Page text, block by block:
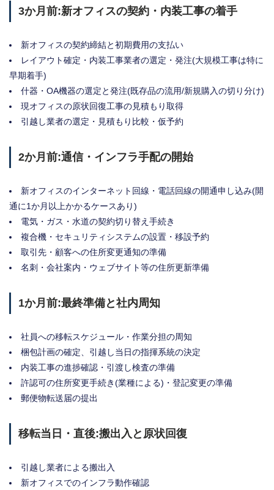
3か月前:新オフィスの契約・内装工事の着手
新オフィスの契約締結と初期費用の支払い
レイアウト確定・内装工事業者の選定・発注(大規模工事は特に
早期着手)
什器・OA機器の選定と発注(既存品の流用/新規購入の切り分け)
現オフィスの原状回復工事の見積もり取得
引越し業者の選定・見積もり比較・仮予約
2か月前:通信・インフラ手配の開始
新オフィスのインターネット回線・電話回線の開通申し込み(開
通に1か月以上かかるケースあり)
電気・ガス・水道の契約切り替え手続き
複合機・セキュリティシステムの設置・移設予約
取引先・顧客への住所変更通知の準備
名刺・会社案内・ウェブサイト等の住所更新準備
1か月前:最終準備と社内周知
社員への移転スケジュール・作業分担の周知
梱包計画の確定、引越し当日の指揮系統の決定
内装工事の進捗確認・引渡し検査の準備
許認可の住所変更手続き(業種による)・登記変更の準備
郵便物転送届の提出
移転当日・直後:搬出入と原状回復
引越し業者による搬出入
新オフィスでのインフラ動作確認